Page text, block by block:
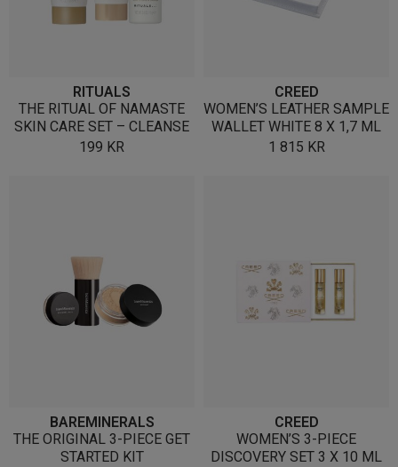
RITUALS
THE RITUAL OF NAMASTE
SKIN CARE SET – CLEANSE
199 KR
CREED
WOMEN’S LEATHER SAMPLE
WALLET WHITE 8 X 1,7 ML
1 815 KR
BAREMINERALS
THE ORIGINAL 3-PIECE GET
STARTED KIT
CREED
WOMEN’S 3-PIECE
DISCOVERY SET 3 X 10 ML